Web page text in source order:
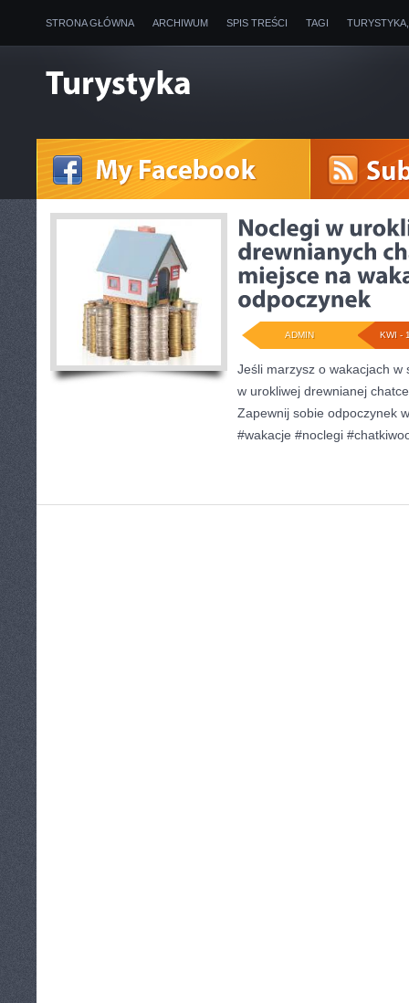
STRONA GŁÓWNA ARCHIWUM SPIS TREŚCI TAGI
KWI -
ADMIN
Jeśli marzysz o wakacjach
w urokliwej drewnianej
Zapewnij sobie odpoczynek
#wakacje #noclegi